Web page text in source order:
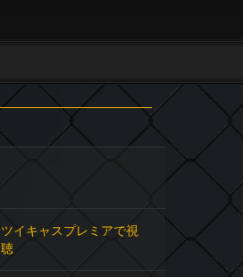
ツイキャスプレミアで視
聴